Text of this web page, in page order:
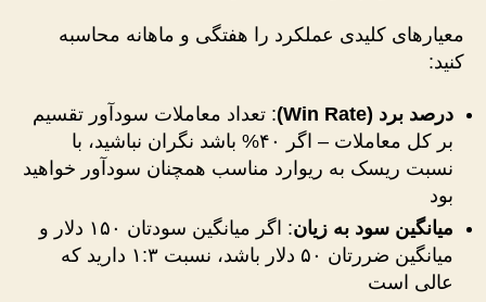
معیارهای کلیدی عملکرد را هفتگی و ماهانه محاسبه
کنید:
درصد برد (Win Rate)
: تعداد معاملات سودآور تقسیم
بر کل معاملات – اگر ۴۰% باشد نگران نباشید، با
نسبت ریسک به ریوارد مناسب همچنان سودآور خواهید
بود
میانگین سود به زیان
: اگر میانگین سودتان ۱۵۰ دلار و
میانگین ضررتان ۵۰ دلار باشد، نسبت ۱:۳ دارید که
عالی است